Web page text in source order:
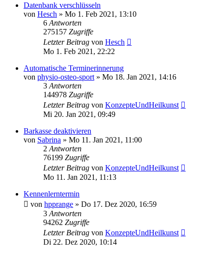
Datenbank verschlüsseln
von Hesch » Mo 1. Feb 2021, 13:10
6 Antworten
275157 Zugriffe
Letzter Beitrag von Hesch
Mo 1. Feb 2021, 22:22
Automatische Terminerinnerung
von physio-osteo-sport » Mo 18. Jan 2021, 14:16
3 Antworten
144978 Zugriffe
Letzter Beitrag von KonzepteUndHeilkunst
Mi 20. Jan 2021, 09:49
Barkasse deaktivieren
von Sabrina » Mo 11. Jan 2021, 11:00
2 Antworten
76199 Zugriffe
Letzter Beitrag von KonzepteUndHeilkunst
Mo 11. Jan 2021, 11:13
Kennenlerntermin
von hpprange » Do 17. Dez 2020, 16:59
3 Antworten
94262 Zugriffe
Letzter Beitrag von KonzepteUndHeilkunst
Di 22. Dez 2020, 10:14